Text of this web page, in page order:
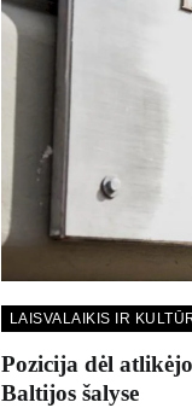
LAISVALAIKIS IR
Pozicija dėl
Baltijos šalyse